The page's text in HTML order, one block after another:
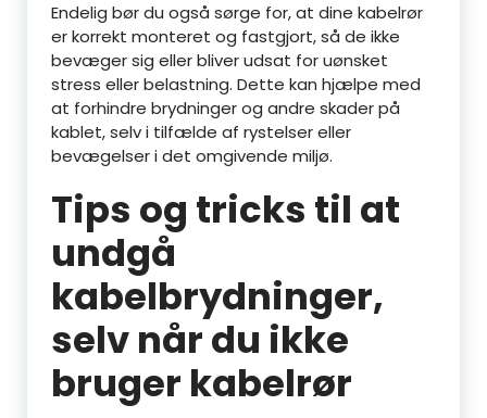
Endelig bør du også sørge for, at dine kabelrør
er korrekt monteret og fastgjort, så de ikke
bevæger sig eller bliver udsat for uønsket
stress eller belastning. Dette kan hjælpe med
at forhindre brydninger og andre skader på
kablet, selv i tilfælde af rystelser eller
bevægelser i det omgivende miljø.
Tips og tricks til at
undgå
kabelbrydninger,
selv når du ikke
bruger kabelrør